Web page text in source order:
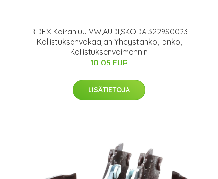
RIDEX Koiranluu VW,AUDI,SKODA 3229S0023
Kallistuksenvakaajan Yhdystanko,Tanko,
Kallistuksenvaimennin
10.05 EUR
LISÄTIETOJA